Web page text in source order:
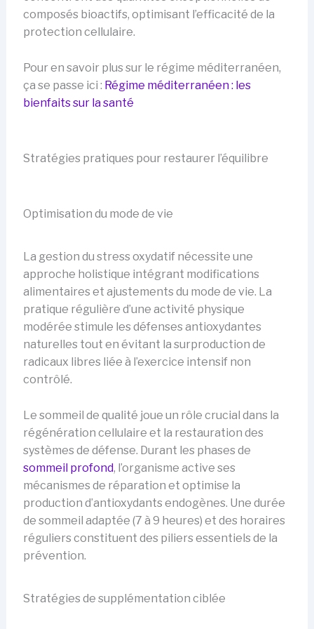
composés bioactifs, optimisant l’efficacité de la
protection cellulaire.
Pour en savoir plus sur le régime méditerranéen,
ça se passe ici : Régime méditerranéen : les
bienfaits sur la santé
Stratégies pratiques pour restaurer l’équilibre
Optimisation du mode de vie
La gestion du stress oxydatif nécessite une
approche holistique intégrant modifications
alimentaires et ajustements du mode de vie. La
pratique régulière d’une activité physique
modérée stimule les défenses antioxydantes
naturelles tout en évitant la surproduction de
radicaux libres liée à l’exercice intensif non
contrôlé.
Le sommeil de qualité joue un rôle crucial dans la
régénération cellulaire et la restauration des
systèmes de défense. Durant les phases de
sommeil profond, l’organisme active ses
mécanismes de réparation et optimise la
production d’antioxydants endogènes. Une durée
de sommeil adaptée (7 à 9 heures) et des horaires
réguliers constituent des piliers essentiels de la
prévention.
Stratégies de supplémentation ciblée